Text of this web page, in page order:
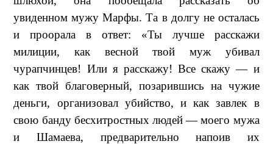
увиденном мужу Марфы. Та в долгу не осталась
и проорала в ответ: «Ты лучше расскажи
милиции, как весной твой муж убивал
чурапчинцев! Или я расскажу! Все скажу — и
как твой благоверный, позарившись на чужие
деньги, организовал убийство, и как завлек в
свою банду бесхитростных людей — моего мужа
и Шамаева, предварительно напоив их